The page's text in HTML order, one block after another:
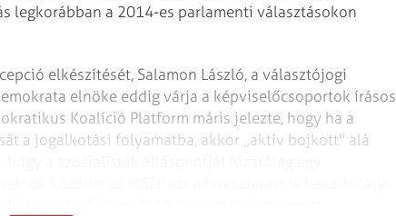
legkorábban a 2014-es parlamenti választásokon
elkészítését, Salamon László, a választójogi
elnöke eddig várja a képviselőcsoportok írásos
Koalíció Platform máris jelezte, hogy ha a
a jogalkotási folyamatba, akkor „aktív bojkott" alá